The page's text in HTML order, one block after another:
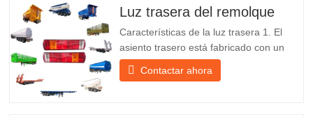
nosotros Chengda Group es un
fabricante chino de semirremolques con
su propia...
Luz trasera del remolque
Características de la luz trasera 1. El
asiento trasero está fabricado con un
soporte de hierro, mucho más resistente
que otros materiales. Se incluyen
Contactar ahora